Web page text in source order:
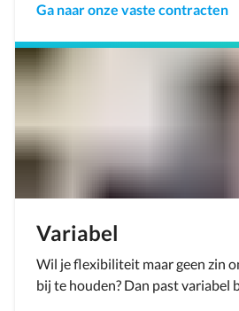
Ga naar onze vaste contracten
Variabel
Wil je flexibiliteit maar geen zin
bij te houden? Dan past variabel